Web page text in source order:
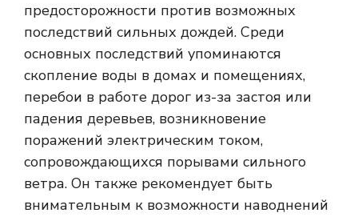
предосторожности против возможных
последствий сильных дождей. Среди
основных последствий упоминаются
скопление воды в домах и помещениях,
перебои в работе дорог из-за застоя или
падения деревьев, возникновение
поражений электрическим током,
сопровождающихся порывами сильного
ветра. Он также рекомендует быть
внимательным к возможности наводнений